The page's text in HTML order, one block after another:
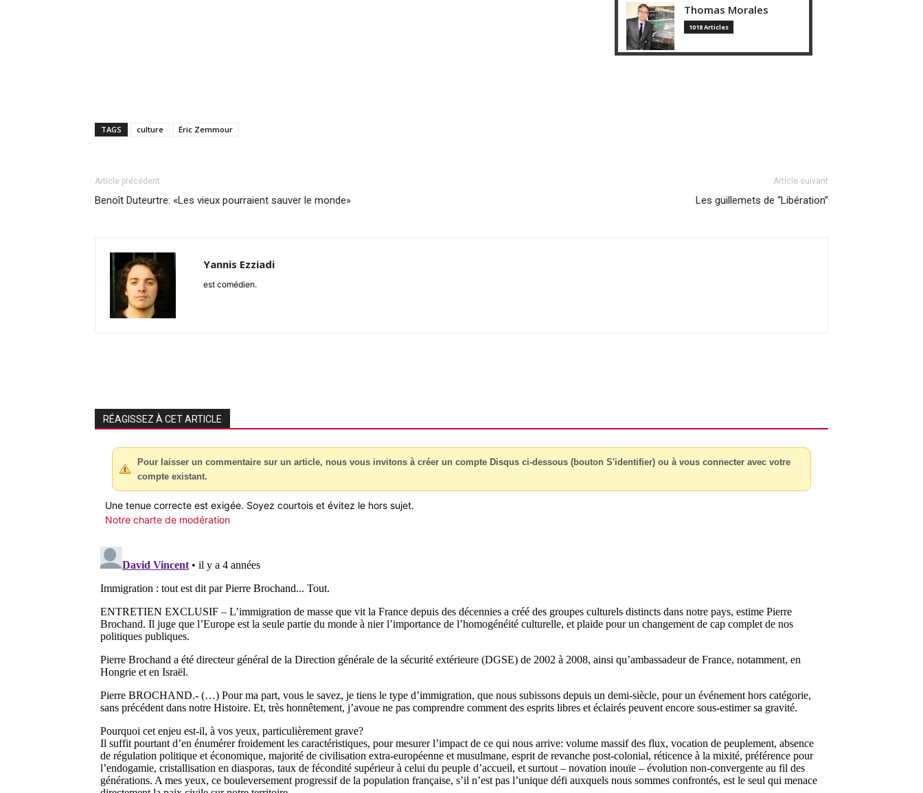
Thomas Morales
1018 Articles
TAGS culture Éric Zemmour
Article précédent
Benoît Duteurtre: «Les vieux pourraient sauver le monde»
Article suivant
Les guillemets de “Libération”
Yannis Ezziadi
est comédien.
RÉAGISSEZ À CET ARTICLE
Pour laisser un commentaire sur un article, nous vous invitons à créer un compte Disqus ci-dessous (bouton S'identifier) ou à vous connecter avec votre
compte existant.
Une tenue correcte est exigée. Soyez courtois et évitez le hors sujet.
Notre charte de modération